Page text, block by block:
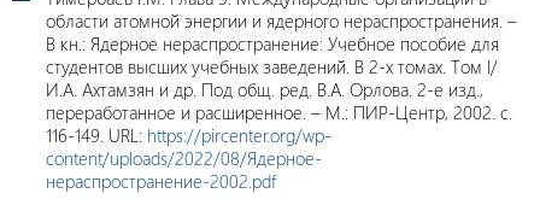
области атомной энергии и ядерного нераспространения. –
В кн.: Ядерное нераспространение: Учебное пособие для
студентов высших учебных заведений. В 2-х томах. Том I/
И.А. Ахтамзян и др. Под общ. ред. В.А. Орлова. 2-е изд.,
переработанное и расширенное. – М.: ПИР-Центр, 2002. с.
116-149. URL: https://pircenter.org/wp-
content/uploads/2022/08/Ядерное-
нераспространение-2002.pdf